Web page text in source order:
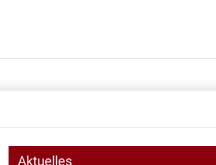
Aktuelles